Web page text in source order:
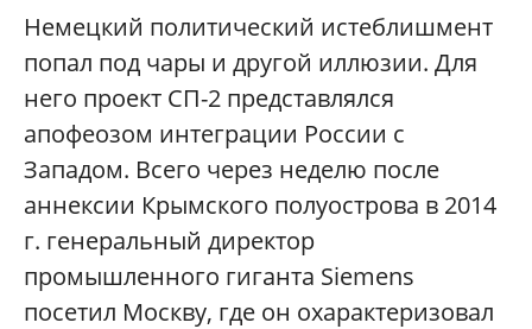
Немецкий политический истеблишмент
попал под чары и другой иллюзии. Для
него проект СП-2 представлялся
апофеозом интеграции России с
Западом. Всего через неделю после
аннексии Крымского полуострова в 2014
г. генеральный директор
промышленного гиганта Siemens
посетил Москву, где он охарактеризовал